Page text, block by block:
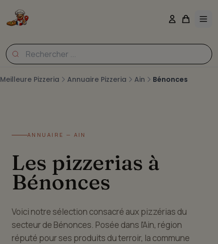
Meilleure Pizzeria Annuaire Pizzeria Ain Bénonces
ANNUAIRE — AIN
Les pizzerias à
Bénonces
Voici notre sélection consacré aux pizzérias du
secteur de Bénonces. Posée dans l'Ain, région
réputé pour ses produits du terroir, la commune